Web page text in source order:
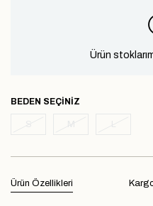
Ürün
BEDEN
Ürün Özellikleri